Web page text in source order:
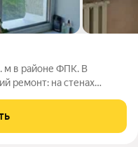
м в районе ФПК. В
ремонт: на стенах
Комната чистая, светлая